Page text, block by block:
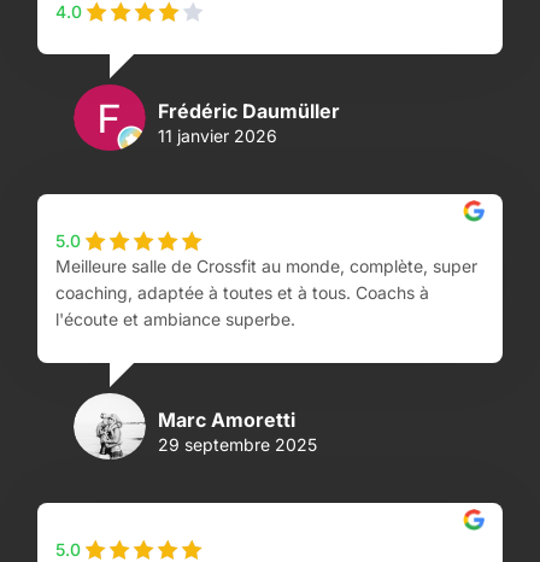
4.0
Frédéric Daumüller
11 janvier 2026
5.0
Meilleure salle de Crossfit au monde, complète, super
coaching, adaptée à toutes et à tous. Coachs à
l'écoute et ambiance superbe.
Marc Amoretti
29 septembre 2025
5.0